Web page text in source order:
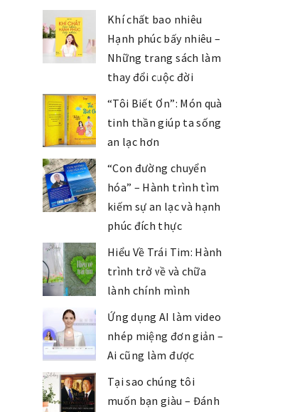
Khí chất bao nhiêu
Hạnh phúc bấy nhiêu –
Những trang sách làm
thay đổi cuộc đời
“Tôi Biết Ơn”: Món quà
tinh thần giúp ta sống
an lạc hơn
“Con đường chuyển
hóa” – Hành trình tìm
kiếm sự an lạc và hạnh
phúc đích thực
Hiểu Về Trái Tim: Hành
trình trở về và chữa
lành chính mình
Ứng dụng AI làm video
nhép miệng đơn giản –
Ai cũng làm được
Tại sao chúng tôi
muốn bạn giàu – Đánh